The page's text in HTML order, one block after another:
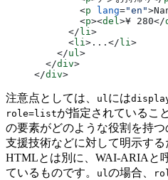
        <
p lang="en"
        <
p><del >¥ 280</
      </
li >
      <
li >...</ li >
    </
ul >
  </
div>
</div>
注意点としては、 ul には
role=listが指定されているこ
の要素がどのような役割を持
支援技術などに対して明示す
HTMLとは別に、WAI-ARIAと
ているものです。
ul の場合、